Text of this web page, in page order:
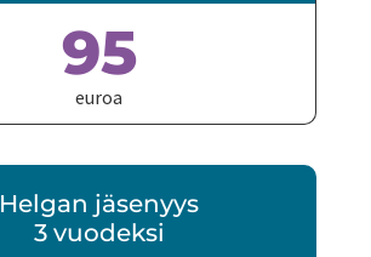
95
euroa
Helgan jäsenyys
3 vuodeksi